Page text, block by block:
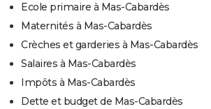
Ecole primaire à Mas-Cabardès
Maternités à Mas-Cabardès
Crèches et garderies à Mas-Cabardès
Salaires à Mas-Cabardès
Impôts à Mas-Cabardès
Dette et budget de Mas-Cabardès